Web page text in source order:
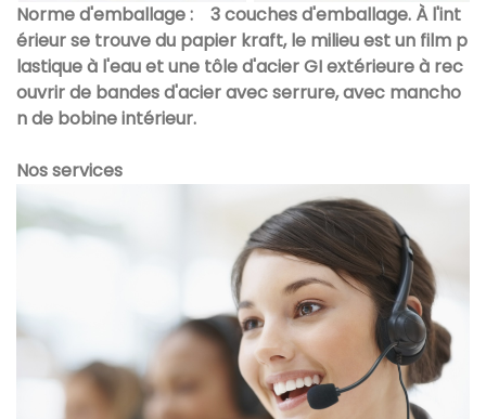
Norme d'emballage :
3 couches d'emballage. À l'int
érieur se trouve du papier kraft, le milieu est un film p
lastique à l'eau et une tôle d'acier GI extérieure à rec
ouvrir de bandes d'acier avec serrure, avec mancho
n de bobine intérieur.
Nos services